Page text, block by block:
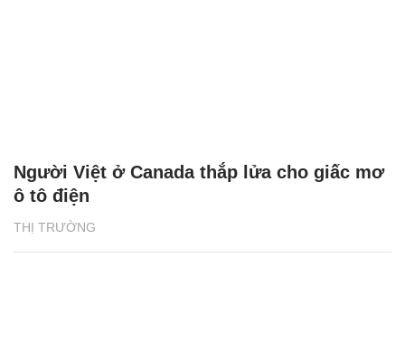
THỊ TRƯỜNG
Người Việt ở Canada thắp lửa cho giấc mơ
ô tô điện